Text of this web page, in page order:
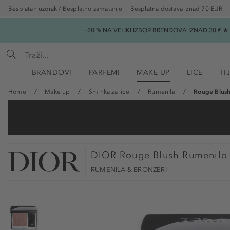
Besplatan uzorak / Besplatno zamatanje Besplatna dostava iznad 70 EUR
-20 % NA VELIKI IZBOR BRENDOVA IZNAD 30 €
BRANDOVI PARFEMI MAKE UP LICE
Home Make up Šminka za lice Rumenila Rouge
DIOR Rouge Blush Rumenilo
RUMENILA & BRONZERI